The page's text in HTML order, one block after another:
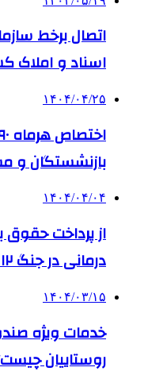
اتصال برخط
اسناد و املاک
۱۴۰۴/۰۴/۲۵
بازنشستگان و
۱۴۰۴/۰۴/۰۴
از پرداخت
درمانی در جنگ‌ ۱۲ روزه
۱۴۰۴/۰۳/۱۵
خدمات ویژه
روستاییان